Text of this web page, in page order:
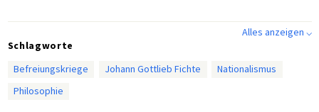
Alles anzeigen ⌵
Schlagworte
Befreiungskriege
Johann Gottlieb Fichte
Nationalismus
Philosophie